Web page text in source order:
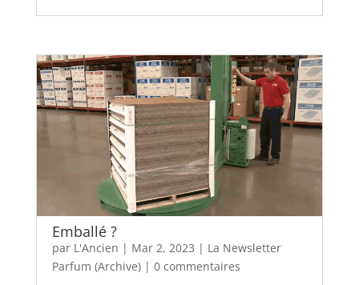
Emballé ?
par L'Ancien | Mar 2, 2023 | La Newsletter
Parfum (Archive)| 0 commentaires